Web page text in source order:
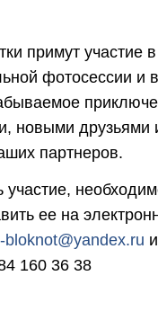
примут участие в
фотосессии и
новыми друзьями
партнеров.
участие,
ее на
bloknot@yandex.ru
160 36 38